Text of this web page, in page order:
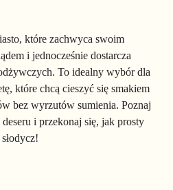
które zachwyca swoim
i jednocześnie dostarcza
To idealny wybór dla
które chcą cieszyć się smakiem
bez wyrzutów sumienia. Poznaj
i przekonaj się, jak prosty